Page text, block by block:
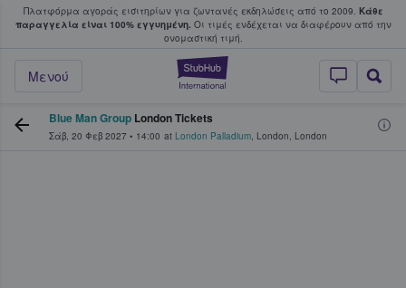
Πλατφόρμα αγοράς εισιτηρίων για ζωντανές εκδηλώσεις από το 2009. Κάθε
παραγγελία είναι 100% εγγυημένη. Οι τιμές ενδέχεται να διαφέρουν από την
oνομαστική τιμή.
StubHub - Όπου
Μενού
φαν αγοράζουν και πουλούν
Blue Man Group London Tickets
Σάβ, 20 Φεβ 2027 • 14:00 at London Palladium, London, London